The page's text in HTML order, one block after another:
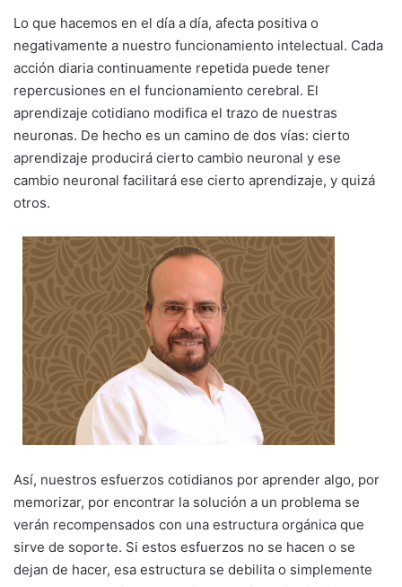
Lo que hacemos en el día a día, afecta positiva o
negativamente a nuestro funcionamiento intelectual. Cada
acción diaria continuamente repetida puede tener
repercusiones en el funcionamiento cerebral. El
aprendizaje cotidiano modifica el trazo de nuestras
neuronas. De hecho es un camino de dos vías: cierto
aprendizaje producirá cierto cambio neuronal y ese
cambio neuronal facilitará ese cierto aprendizaje, y quizá
otros.
Así, nuestros esfuerzos cotidianos por aprender algo, por
memorizar, por encontrar la solución a un problema se
verán recompensados con una estructura orgánica que
sirve de soporte. Si estos esfuerzos no se hacen o se
dejan de hacer, esa estructura se debilita o simplemente